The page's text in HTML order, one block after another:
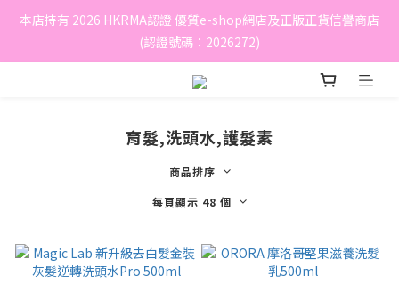
本店持有 2026 HKRMA認證 優質e-shop網店及正版正貨信譽商店
(認證號碼：2026272)
育髮,洗頭水,護髮素
商品排序
每頁顯示 48 個